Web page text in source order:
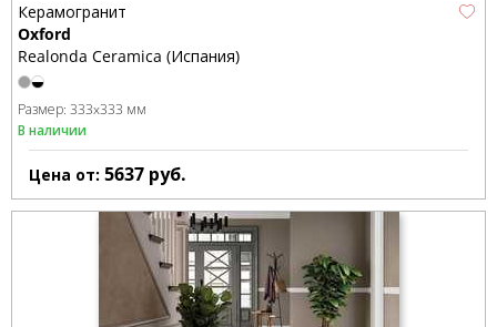
Керамогранит
Oxford
Realonda Ceramica (Испания)
Размер: 333x333 мм
В наличии
Цена от: 5637 руб.